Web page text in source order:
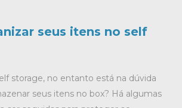
seus itens no self
storage, no entanto está na dúvida
seus itens no box? Há algumas